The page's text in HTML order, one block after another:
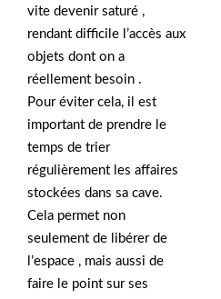
vite devenir saturé ,
rendant difficile l’accès aux
objets dont on a
réellement besoin .
Pour éviter cela, il est
important de prendre le
temps de trier
régulièrement les affaires
stockées dans sa cave.
Cela permet non
seulement de libérer de
l’espace , mais aussi de
faire le point sur ses